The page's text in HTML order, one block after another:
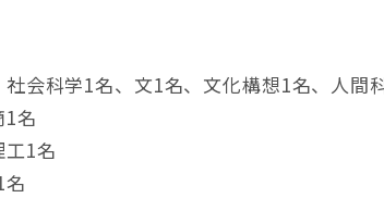
会科学1名、文1名、文化構想1名、人間
名
1名